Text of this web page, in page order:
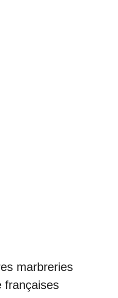
marbreries
françaises